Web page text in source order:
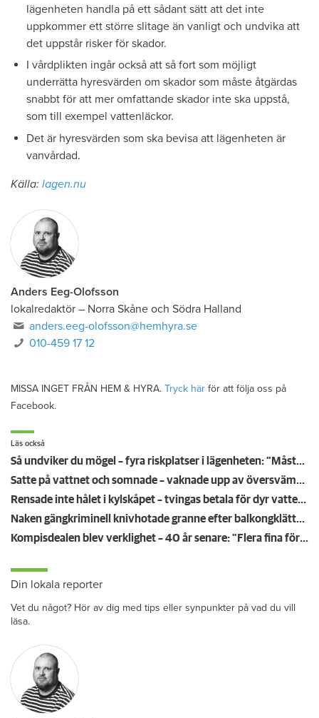
lägenheten handla på ett sådant sätt att det inte
uppkommer ett större slitage än vanligt och undvika att
det uppstår risker för skador.
I vårdplikten ingår också att så fort som möjligt
underrätta hyresvärden om skador som måste åtgärdas
snabbt för att mer omfattande skador inte ska uppstå,
som till exempel vattenläckor.
Det är hyresvärden som ska bevisa att lägenheten är
vanvårdad.
Källa: lagen.nu
Anders Eeg-Olofsson
lokalredaktör – Norra Skåne och Södra Halland
anders.eeg-olofsson@hemhyra.se
010-459 17 12
MISSA INGET FRÅN HEM & HYRA. Tryck här för att följa oss på
Facebook.
Läs också
Så undviker du mögel – fyra riskplatser i lägenheten: ”Måste städa bort”
Satte på vattnet och somnade – vaknade upp av översvämning hos grannen
Rensade inte hålet i kylskåpet – tvingas betala för dyr vattenskada
Naken gängkriminell knivhotade granne efter balkongklättring
Kompisdealen blev verklighet – 40 år senare: "Flera fina fördelar med att dela bostad"
Din lokala reporter
Vet du något? Hör av dig med tips eller synpunkter på vad du vill
läsa.